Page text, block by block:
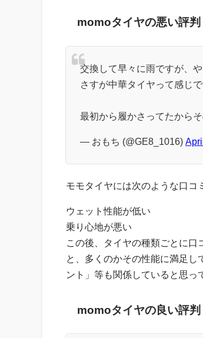
momoタイヤの悪い評判
交換して早々に雨ですが、
さすが中華タイヤって感じ
最初から履かさってたから
— おもち (@GE8_1016)
モモタイヤには次のような口コ
ウェット性能が低い
乗り心地が悪い
この後、タイヤの種類ごとに口
と、多くのかその性能に満足
ント」等も関係していると思っ
momoタイヤの良い評判